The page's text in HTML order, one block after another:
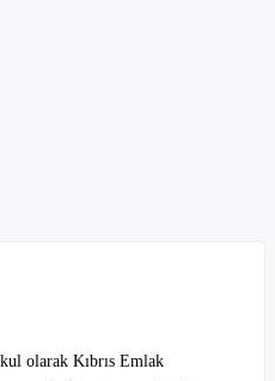
olarak Kıbrıs Emlak